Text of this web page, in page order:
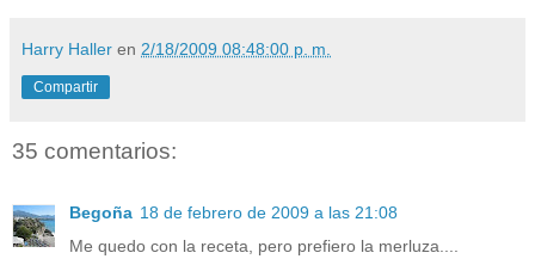
Harry Haller en 2/18/2009 08:48:00 p. m.
Compartir
35 comentarios:
Begoña 18 de febrero de 2009 a las 21:08
Me quedo con la receta, pero prefiero la merluza....